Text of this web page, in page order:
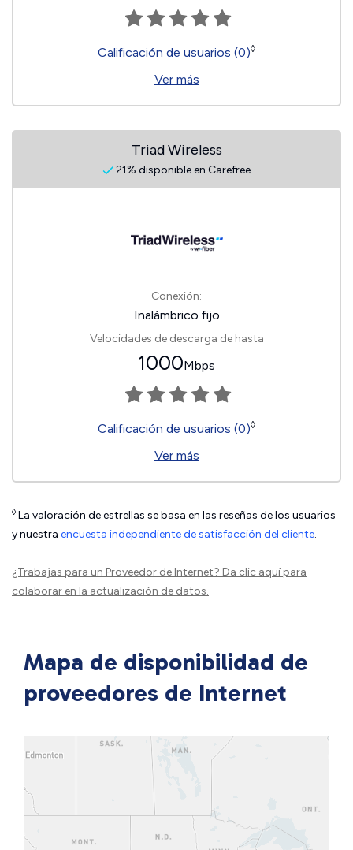
Calificación de usuarios (0)◊
Ver más
Triad Wireless
21% disponible en Carefree
Conexión:
Inalámbrico fijo
Velocidades de descarga de hasta
1000Mbps
Calificación de usuarios (0)◊
Ver más
◊ La valoración de estrellas se basa en las reseñas de los usuarios
y nuestra encuesta independiente de satisfacción del cliente.
¿Trabajas para un Proveedor de Internet? Da clic aquípara
colaborar en la actualización de datos.
Mapa de disponibilidad de
proveedores de Internet